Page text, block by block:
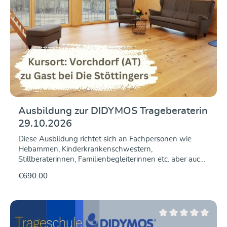
21.10.2026, 19 UhrDauer: ca. 45–60
MinutenReferentin: Tina Hoffmann, Geschäftsführerin
DIDYMOSDer Kurs findet Online über die Plattform
Zoom statt. Der Kurs wird aufgezeichnet und kann auch
im Anschluss angeschaut werden.
Ausbildung zur DIDYMOS Trageberaterin
29.10.2026
Diese Ausbildung richtet sich an Fachpersonen wie
Hebammen, Kinderkrankenschwestern,
Stillberaterinnen, Familienbegleiterinnen etc. aber auch
"Wie" des Baby Tragens gerne anderen vermitteln,
möchten. Wir vermitteln Euch während drei Tagen
Praxis des Tragens alle gängigen Bindeweisen
€690.00